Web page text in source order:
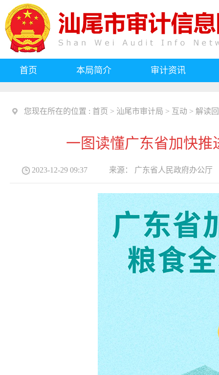
首页 本局简介 审计资讯
您现在所在的位置 : 首页 > 汕尾市审计局 > 互动 > 解读
一图读懂广东省加快
2023-12-29 09:37 来源： 广东省人民政府办公厅